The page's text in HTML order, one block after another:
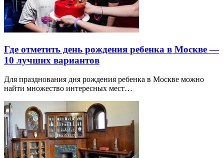
Где отметить день рождения ребенка в Москве —
10 лучших вариантов
Для празднования дня рождения ребенка в Москве можно
найти множество интересных мест…